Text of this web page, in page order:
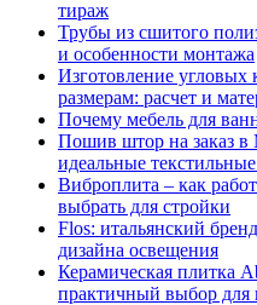
тираж
Трубы из сшитого
и особенности монтажа
Изготовление угловых
размерам: расчет и
Почему мебель для
Пошив штор на заказ
идеальные
Виброплита – как
выбрать для стройки
Flos: итальянский
дизайна освещения
Керамическая плитка
практичный выбор для